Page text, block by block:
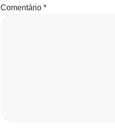
Comentário *